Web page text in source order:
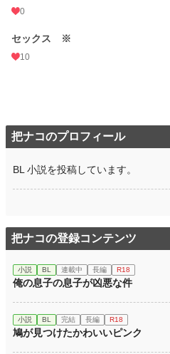
0
セックス ※
10
把ナコのプロフィール
BL 小説を投稿しています。
把ナコの登録コンテンツ
小説 BL 連載中 長編 R18
俺の息子の息子が凶悪な件
小説 BL 完結 長編 R18
鳩が見つけたかわいいピンク